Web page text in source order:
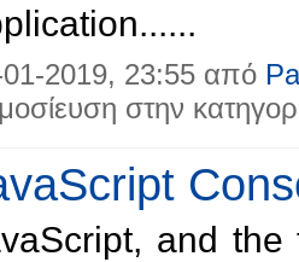
2019, 23:55 από
στην
and